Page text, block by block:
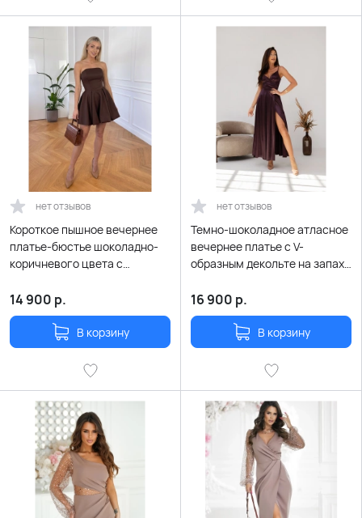
нет отзывов
Короткое пышное вечернее
платье-бюстье шоколадно-
коричневого цвета с
14 900 р.
В корзину
нет отзывов
Темно-шоколадное атласное
вечернее платье с V-
образным декольте на запах
16 900 р.
В корзину